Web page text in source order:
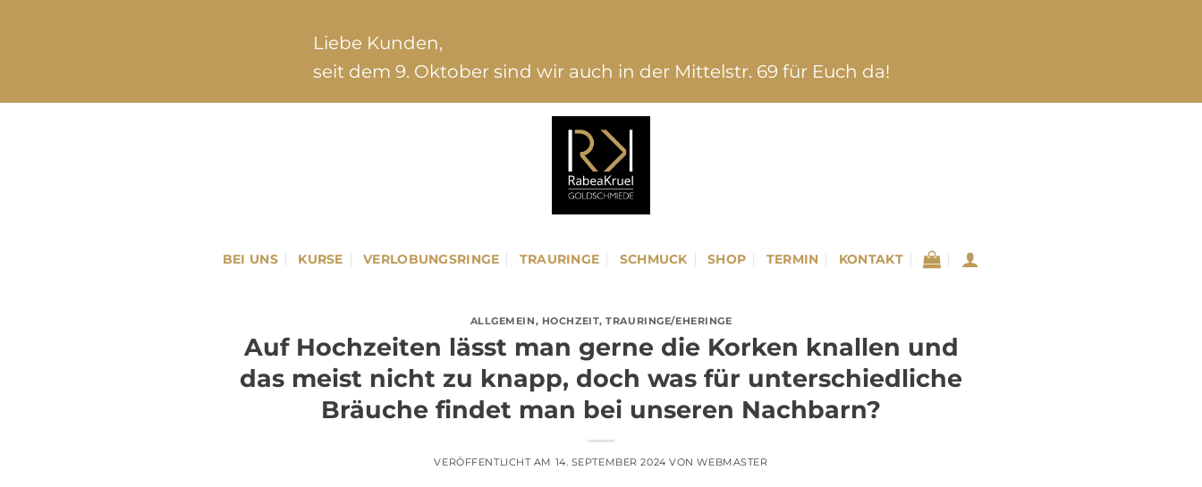
Liebe Kunden,
seit dem 9. Oktober sind wir auch in der Mittelstr. 69 für Euch da!
BEI UNS KURSE VERLOBUNGSRINGE TRAURINGE SCHMUCK SHOP TERMIN KONTAKT
ALLGEMEIN, HOCHZEIT,TRAURINGE/EHERINGE
Auf Hochzeiten lässt man gerne die Korken knallen und
das meist nicht zu knapp, doch was für unterschiedliche
Bräuche findet man bei unseren Nachbarn?
VERÖFFENTLICHT AM 14. SEPTEMBER 2024 VONWEBMASTER